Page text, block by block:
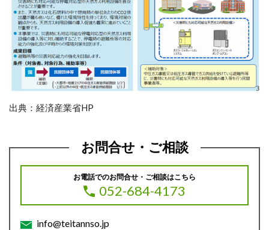
出典：経済産業省HP
お問合せ・ご相談
お電話でのお問合せ・ご相談はこちら
052-684-4173
info@teitannso.jp